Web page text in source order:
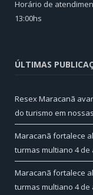
Horário de
13:00hs
ÚLTIMAS
Resex Maracanã
do turismo em
Maracanã fortalece
turmas multiano 4 de
Maracanã fortalece
turmas multiano 4 de